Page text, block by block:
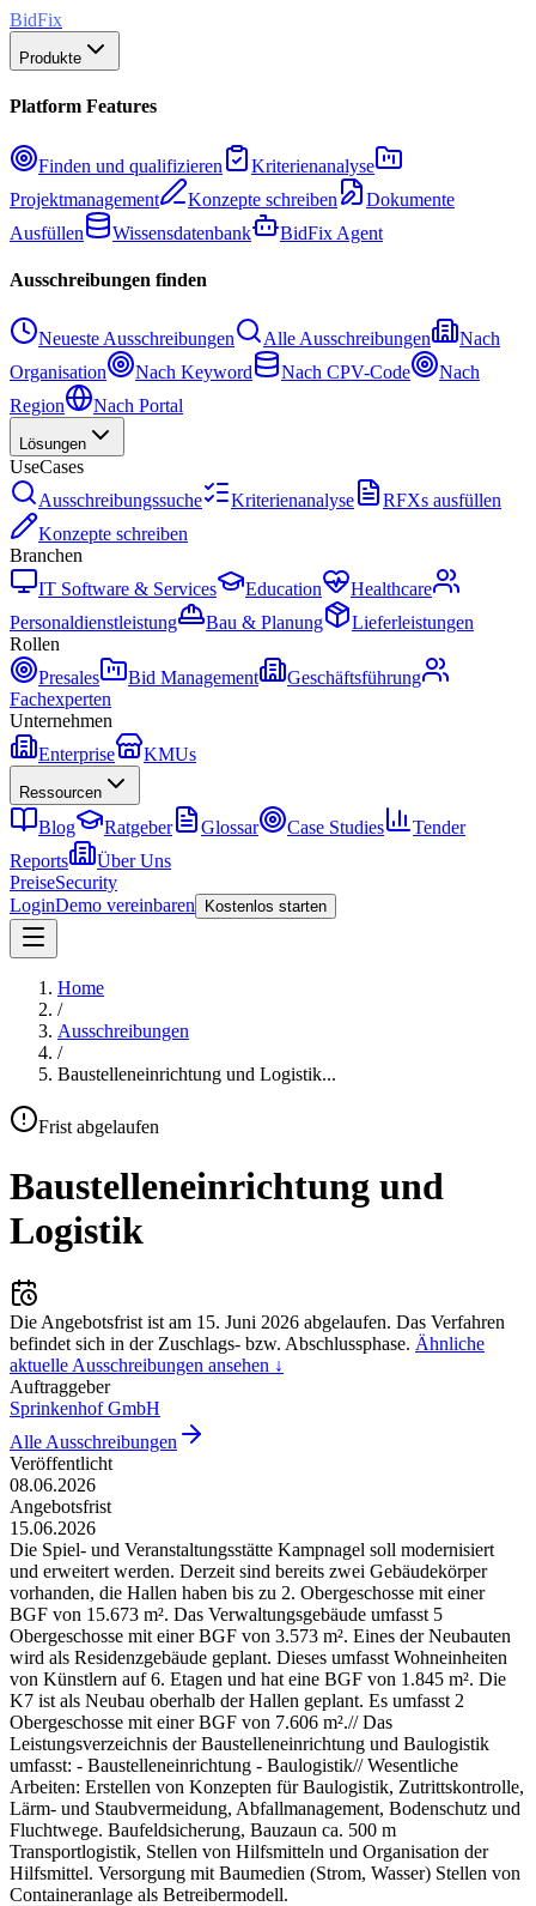
BidFix
Produkte
Platform Features
Finden und qualifizieren
Kriterienanalyse
Projektmanagement
Konzepte schreiben
Dokumente
Ausfüllen
Wissensdatenbank BidFix Agent
Ausschreibungen finden
Neueste Ausschreibungen Alle Ausschreibungen
Nach
Organisation
Nach Keyword Nach CPV-Code
Nach
Region
Nach Portal
Lösungen
UseCases
Ausschreibungssuche
Kriterienanalyse
RFXs ausfüllen
Konzepte schreiben
Branchen
IT Software & Services
Education
Healthcare
Personaldienstleistung
Bau & Planung
Lieferleistungen
Rollen
Presales
Bid Management
Geschäftsführung
Fachexperten
Unternehmen
Enterprise
KMUs
Ressourcen
Blog Ratgeber Glossar Case Studies
Tender
Reports
Über Uns
PreiseSecurity
LoginDemo vereinbaren Kostenlos starten
Home
/
Ausschreibungen
/
Baustelleneinrichtung und Logistik...
Frist abgelaufen
Baustelleneinrichtung und
Logistik
Die Angebotsfrist ist am 15. Juni 2026 abgelaufen. Das Verfahren
befindet sich in der Zuschlags- bzw. Abschlussphase. Ähnliche
aktuelle Ausschreibungen ansehen ↓
Auftraggeber
Sprinkenhof GmbH
Alle Ausschreibungen
Veröffentlicht
08.06.2026
Angebotsfrist
15.06.2026
Die Spiel- und Veranstaltungsstätte Kampnagel soll modernisiert
und erweitert werden. Derzeit sind bereits zwei Gebäudekörper
vorhanden, die Hallen haben bis zu 2. Obergeschosse mit einer
BGF von 15.673 m². Das Verwaltungsgebäude umfasst 5
Obergeschosse mit einer BGF von 3.573 m². Eines der Neubauten
wird als Residenzgebäude geplant. Dieses umfasst Wohneinheiten
von Künstlern auf 6. Etagen und hat eine BGF von 1.845 m². Die
K7 ist als Neubau oberhalb der Hallen geplant. Es umfasst 2
Obergeschosse mit einer BGF von 7.606 m².// Das
Leistungsverzeichnis der Baustelleneinrichtung und Baulogistik
umfasst: - Baustelleneinrichtung - Baulogistik// Wesentliche
Arbeiten: Erstellen von Konzepten für Baulogistik, Zutrittskontrolle,
Lärm- und Staubvermeidung, Abfallmanagement, Bodenschutz und
Fluchtwege. Baufeldsicherung, Bauzaun ca. 500 m
Transportlogistik, Stellen von Hilfsmitteln und Organisation der
Hilfsmittel. Versorgung mit Baumedien (Strom, Wasser) Stellen von
Containeranlage als Betreibermodell.